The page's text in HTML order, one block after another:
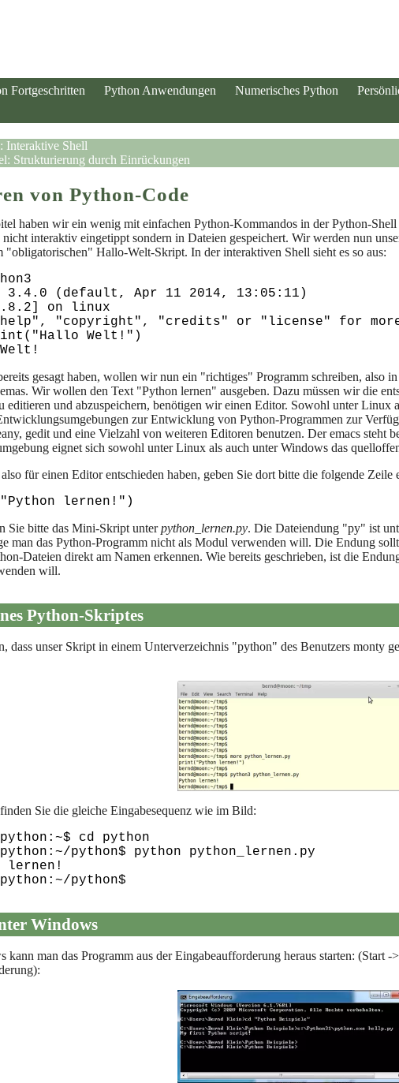
Fortgeschritten Python Anwendungen Numerisches Python
Interaktive Shell
Strukturierung durch Einrückungen
von Python-Code
haben wir ein wenig mit einfachen Python-Kommandos in der Python-
interaktiv eingetippt sondern in Dateien gespeichert. Wir werden nun
"obligatorischen" Hallo-Welt-Skript. In der interaktiven Shell sieht es so aus:
3.4.0 (default, Apr 11 2014, 13:05:11)
4.8.2] on linux
"copyright", "credits" or "license" for
Welt!")
gesagt haben, wollen wir nun ein "richtiges" Programm schreiben, also
Wir wollen den Text "Python lernen" ausgeben. Dazu müssen wir die
editieren und abzuspeichern, benötigen wir einen Editor. Sowohl unter Linux
zur Entwicklung von Python-Programmen zur
gedit und eine Vielzahl von weiteren Editoren benutzen. Der emacs steht
eignet sich sowohl unter Linux als auch unter Windows das
für einen Editor entschieden haben, geben Sie dort bitte die folgende Zeile
Sie bitte das Mini-Skript unterpython_lernen.py. Die Dateiendung "py" ist
man das Python-Programm nicht als Modul verwenden will. Die Endung
Dateien direkt am Namen erkennen. Wie bereits geschrieben, ist die
will.
Python-Skriptes
dass unser Skript in einem Unterverzeichnis "python" des Benutzers monty
Sie die gleiche Eingabesequenz wie im Bild:
cd python
python$ python python_lernen.py
lernen!
Windows
kann man das Programm aus der Eingabeaufforderung heraus starten: (Start